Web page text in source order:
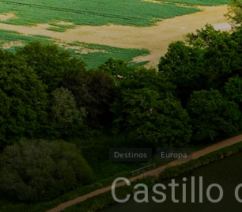
Destinos Europa
Castillo